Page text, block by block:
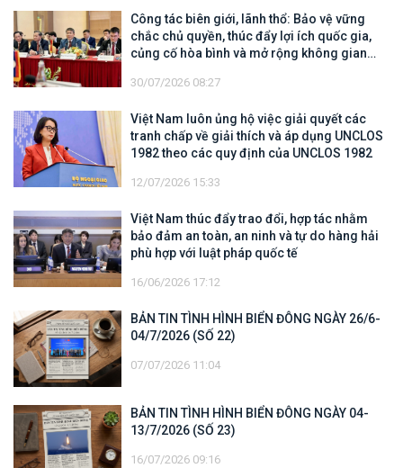
Công tác biên giới, lãnh thổ: Bảo vệ vững
chắc chủ quyền, thúc đẩy lợi ích quốc gia,
củng cố hòa bình và mở rộng không gian
30/07/2026 08:27
Việt Nam luôn ủng hộ việc giải quyết các
tranh chấp về giải thích và áp dụng UNCLOS
1982 theo các quy định của UNCLOS 1982
12/07/2026 15:33
Việt Nam thúc đẩy trao đổi, hợp tác nhằm
bảo đảm an toàn, an ninh và tự do hàng hải
phù hợp với luật pháp quốc tế
16/06/2026 17:12
BẢN TIN TÌNH HÌNH BIỂN ĐÔNG NGÀY 26/6-
04/7/2026 (SỐ 22)
07/07/2026 11:04
BẢN TIN TÌNH HÌNH BIỂN ĐÔNG NGÀY 04-
13/7/2026 (SỐ 23)
16/07/2026 09:16